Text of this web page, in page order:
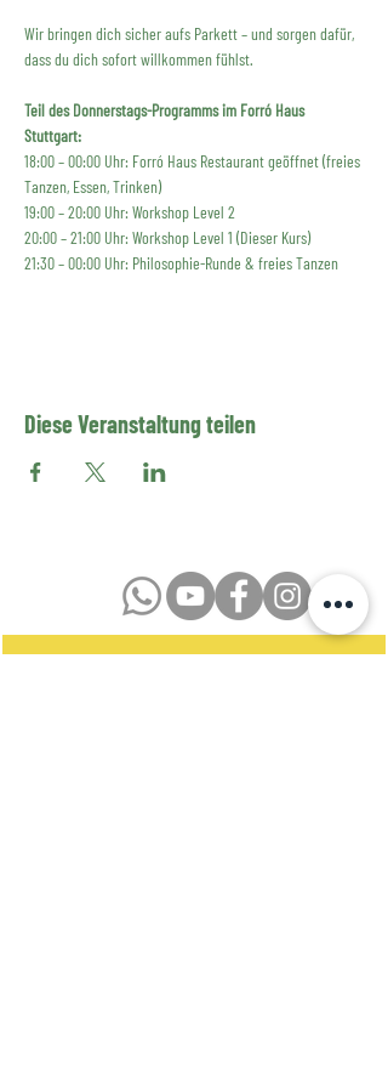
Wir bringen dich sicher aufs Parkett – und sorgen dafür,
dass du dich sofort willkommen fühlst.
Teil des Donnerstags-Programms im Forró Haus
Stuttgart:
18:00 – 00:00 Uhr: Forró Haus Restaurant geöffnet (freies
Tanzen, Essen, Trinken)
19:00 – 20:00 Uhr: Workshop Level 2
20:00 – 21:00 Uhr: Workshop Level 1 (Dieser Kurs)
21:30 – 00:00 Uhr: Philosophie-Runde & freies Tanzen
Diese Veranstaltung teilen